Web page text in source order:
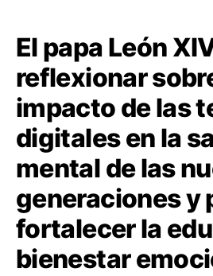
El papa León
reflexionar
impacto de las
digitales en la
mental de las
generaciones y
fortalecer la
bienestar